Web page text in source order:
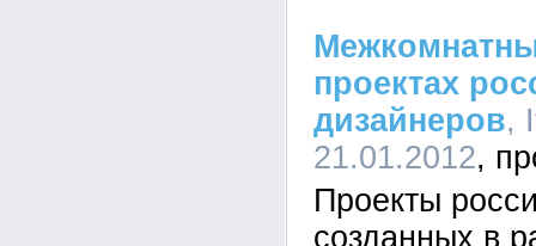
проектах
дизайнеров,
21.01.2012
Проекты
созданных в